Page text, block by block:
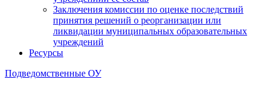
Заключения комиссии по оценке последствий
принятия решений о реорганизации или
ликвидации муниципальных образовательных
учреждений
Ресурсы
Подведомственные ОУ